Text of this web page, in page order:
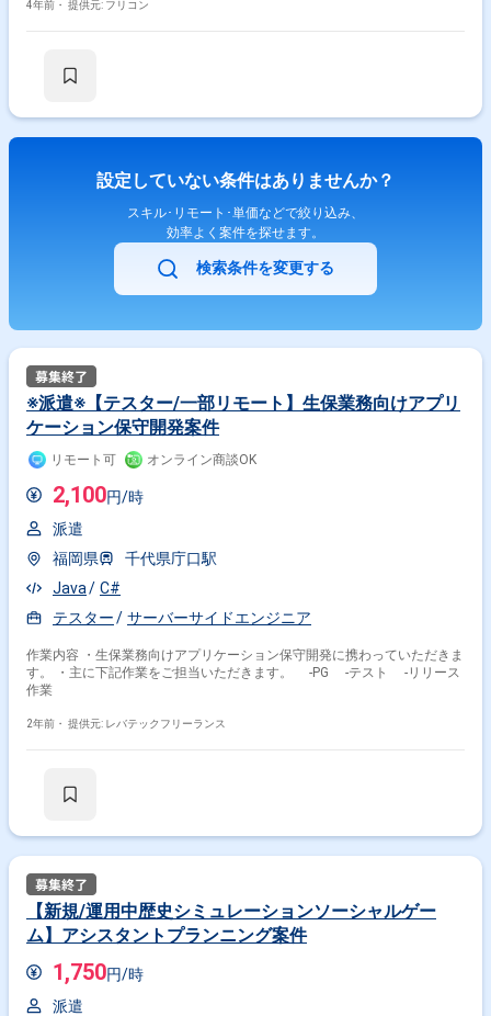
4年前・ 提供元: フリコン
設定していない条件はありませんか？
スキル･リモート･単価などで絞り込み、
効率よく案件を探せます。
検索条件を変更する
※派遣※【テスター/一部リモート】生保業務向けアプリ
ケーション保守開発案件
リモート可 オンライン商談OK
2,100円/時
派遣
福岡県
千代県庁口駅
Java
C#
テスター
サーバーサイドエンジニア
作業内容 ・生保業務向けアプリケーション保守開発に携わっていただきま
す。 ・主に下記作業をご担当いただきます。 -PG -テスト -リリース
作業
2年前・ 提供元: レバテックフリーランス
【新規/運用中歴史シミュレーションソーシャルゲー
ム】アシスタントプランニング案件
1,750円/時
派遣